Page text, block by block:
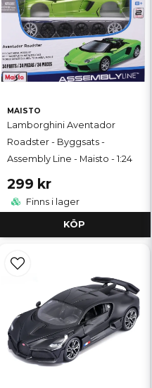
MAISTO
Lamborghini Aventador
Roadster - Byggsats -
Assembly Line - Maisto - 1:24
299 kr
Finns i lager
KÖP